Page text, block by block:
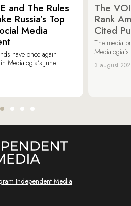
and The Rules
Russia’s Top
Media
have once again
Medialogia’s June
The
Rank
Cited
The media
3 august
Independent Media